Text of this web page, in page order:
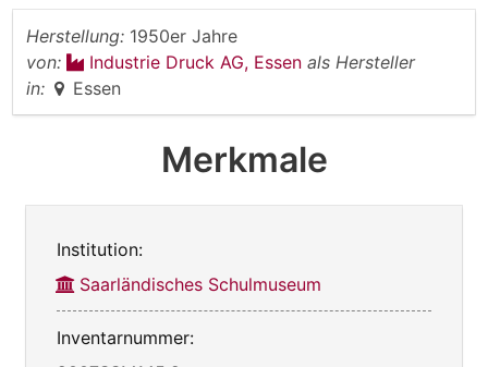
Herstellung: 1950er Jahre
von:
Industrie Druck AG, Essen als Hersteller
in:
Essen
Merkmale
Institution:
Saarländisches Schulmuseum
Inventarnummer: